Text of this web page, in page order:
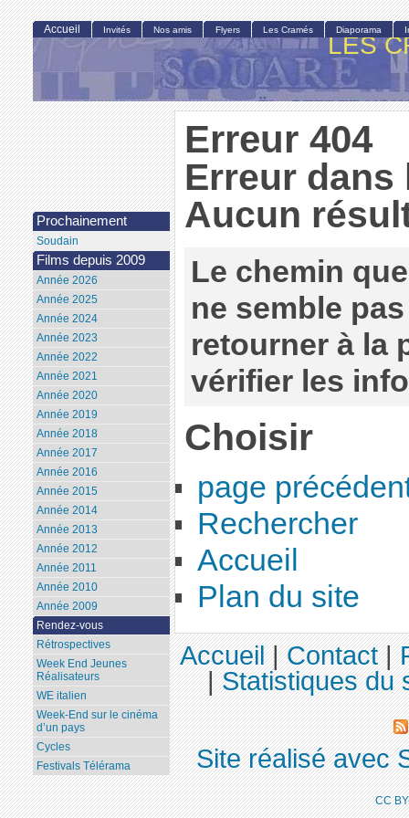
LES
Erreur 404
Erreur dans
Aucun
Le chemin
ne semble
retourner à la
vérifier les
Choisir
page
Rechercher
Accueil
Plan du site
Accueil Invités Nos amis Flyers Les Cramés Diaporama
Prochainement
Soudain
Films depuis 2009
Année 2026
Année 2025
Année 2024
Année 2023
Année 2022
Année 2021
Année 2020
Année 2019
Année 2018
Année 2017
Année 2016
Année 2015
Année 2014
Année 2013
Année 2012
Année 2011
Année 2010
Année 2009
Rendez-vous
Rétrospectives
Week End Jeunes
Réalisateurs
WE italien
Week-End sur le cinéma
d’un pays
Cycles
Festivals Télérama
Accueil|Contact|
|Statistiques du
Site réalisé avec
CC